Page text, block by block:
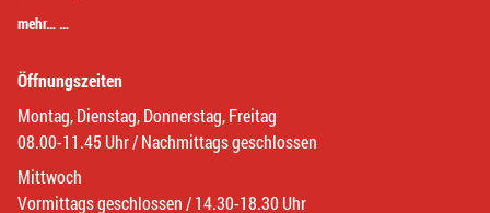
mehr… …
Öffnungszeiten
Montag, Dienstag, Donnerstag, Freitag
08.00-11.45 Uhr / Nachmittags geschlossen
Mittwoch
Vormittags geschlossen / 14.30-18.30 Uhr